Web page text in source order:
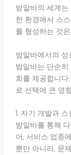
밤알바의 세계는
한 환경에서 스
를 형성하는 것
밤알바에서의 성
밤알바는 단순
회를 제공합니다
로 선택에 큰 영
1. 자기 개발과
밤알바를 통해
어, 서비스 업종
뿐만 아니라, 문